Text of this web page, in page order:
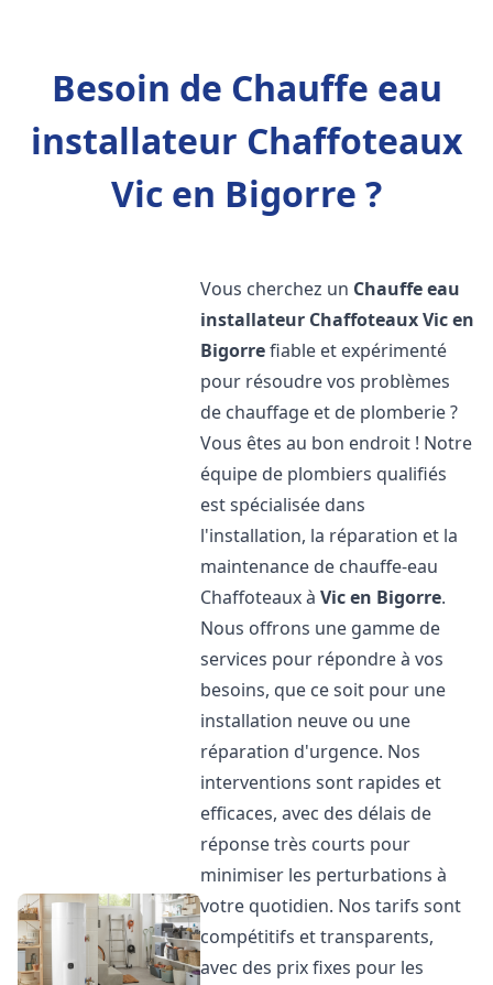
Besoin de Chauffe eau
installateur Chaffoteaux
Vic en Bigorre ?
Vous cherchez un Chauffe eau
installateur ChaffoteauxVic en
Bigorrefiable et expérimenté
pour résoudre vos problèmes
de chauffage et de plomberie ?
Vous êtes au bon endroit ! Notre
équipe de plombiers qualifiés
est spécialisée dans
l'installation, la réparation et la
maintenance de chauffe-eau
Chaffoteaux àVic en Bigorre.
Nous offrons une gamme de
services pour répondre à vos
besoins, que ce soit pour une
installation neuve ou une
réparation d'urgence. Nos
interventions sont rapides et
efficaces, avec des délais de
réponse très courts pour
minimiser les perturbations à
votre quotidien. Nos tarifs sont
compétitifs et transparents,
avec des prix fixes pour les